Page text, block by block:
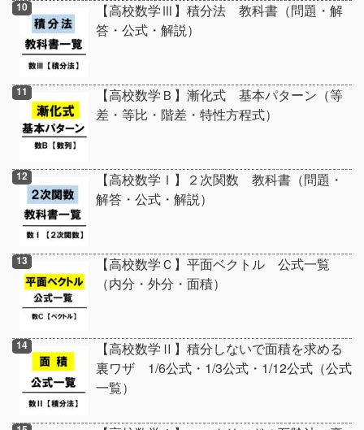
【高校数学Ⅲ】積分法 教科書（問題・解
答・公式・解説）
【高校数学Ｂ】漸化式 基本パターン（等
差・等比・階差・特性方程式）
【高校数学Ⅰ】２次関数 教科書（問題・
解答・公式・解説）
【高校数学Ｃ】平面ベクトル 公式一覧
（内分・外分・面積）
【高校数学Ⅱ】積分しないで面積を求める
裏ワザ 1/6公式・1/3公式・1/12公式（公式
一覧）